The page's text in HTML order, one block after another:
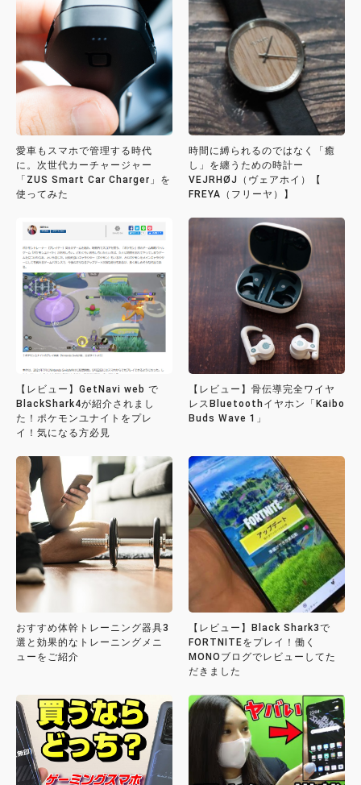
愛車もスマホで管理する時代
に。次世代カーチャージャー
「ZUS Smart Car Charger」を
使ってみた
時間に縛られるのではなく「癒
し」を纏うための時計ー
VEJRHØJ（ヴェアホイ）【
FREYA（フリーヤ）】
【レビュー】GetNavi web で
BlackShark4が紹介されまし
た！ポケモンユナイトをプレ
イ！気になる方必見
【レビュー】骨伝導完全ワイヤ
レスBluetoothイヤホン「Kaibo
Buds Wave 1」
おすすめ体幹トレーニング器具3
選と効果的なトレーニングメニ
ューをご紹介
【レビュー】Black Shark3で
FORTNITEをプレイ！働く
MONOブログでレビューしてた
だきました